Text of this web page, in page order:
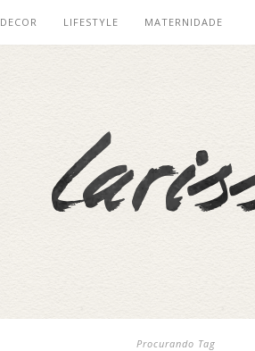
DECOR LIFESTYLE MATERNIDADE
Procurando Tag